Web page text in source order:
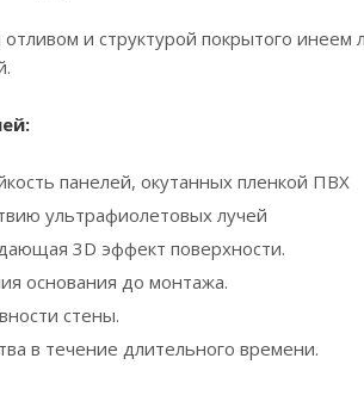
и структурой покрытого
панелей, окутанных пленкой ПВХ
ультрафиолетовых лучей
3D эффект поверхности.
основания до монтажа.
стены.
в течение длительного времени.